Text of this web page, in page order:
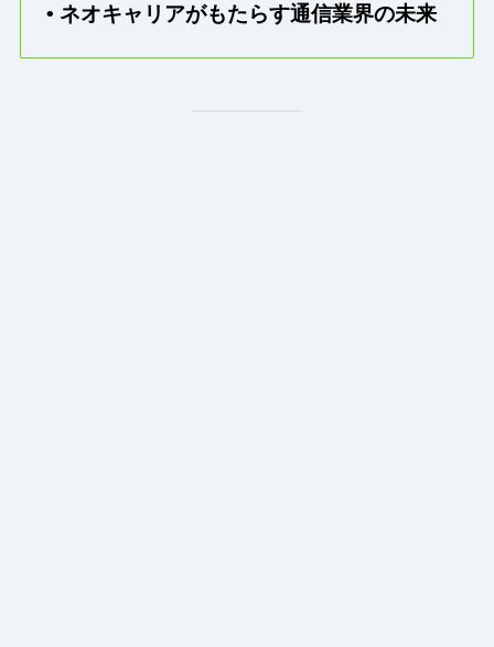
• ネオキャリアがもたらす通信業界の未来